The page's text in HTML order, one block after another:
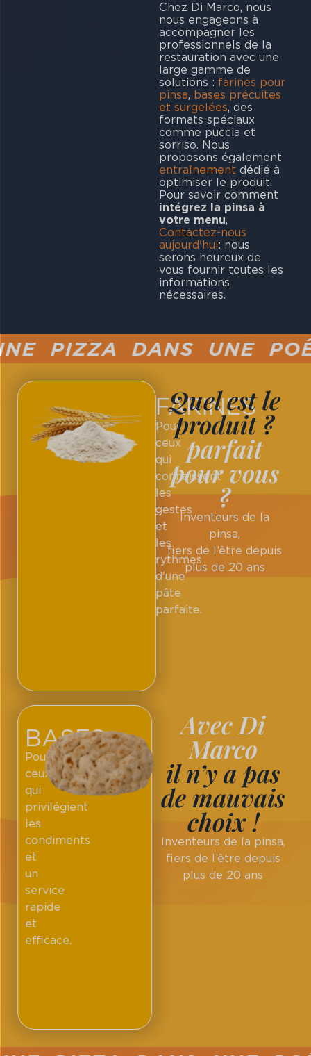
Chez Di Marco, nous
nous engageons à
accompagner les
professionnels de la
restauration avec une
large gamme de
solutions : farines pour
pinsa, bases précuites
et surgelées, des
formats spéciaux
comme puccia et
sorriso. Nous
proposons également
entraînement dédié à
optimiser le produit.
Pour savoir comment
intégrez la pinsa à
votre menu,
Contactez-nous
aujourd'hui: nous
serons heureux de
vous fournir toutes les
informations
nécessaires.
DANS UNE
FARINES
Pour
ceux
qui
connaissent
les
gestes
et
les
rythmes
d'une
pâte
parfaite.
Quel est le
produit ?
parfait
pour vous
?
Inventeurs de la
pinsa,
fiers de l’être depuis
plus de 20 ans
Avec Di
Marco
il n’y a pas
de mauvais
choix !
Inventeurs de la pinsa,
fiers de l’être depuis
plus de 20 ans
BASES
Pour
ceux
qui
privilégient
les
condiments
et
un
service
rapide
et
efficace.